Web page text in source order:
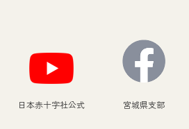
日本赤十字社公式 宮城県支部